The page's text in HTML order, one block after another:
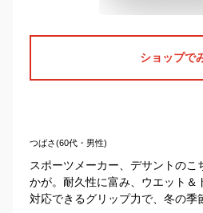
ショップで
つばさ(60代・男性)
スポーツメーカー、デサントのこ
かが。耐久性に富み、ウエット＆
対応できるグリップ力で、冬の季